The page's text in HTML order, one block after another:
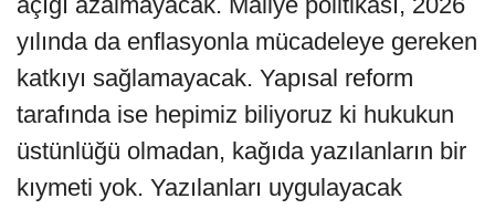
yılında da enflasyonla mücadeleye gereken
katkıyı sağlamayacak. Yapısal reform
tarafında ise hepimiz biliyoruz ki hukukun
üstünlüğü olmadan, kağıda yazılanların bir
kıymeti yok. Yazılanları uygulayacak